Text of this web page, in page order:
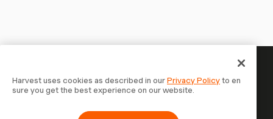
あなたの時間には記録する価値
がある — 今すぐ始めましょう
Harvestで時間を記録し、クライアントに請求し、より速
Harvest uses cookies as described in ourPrivacy Policyto en
sure you get the best experience on our website.